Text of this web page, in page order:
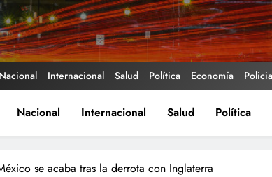
Nacional Internacional Salud Política Economía
Nacional Internacional Salud Política
se acaba tras la derrota con Inglaterra